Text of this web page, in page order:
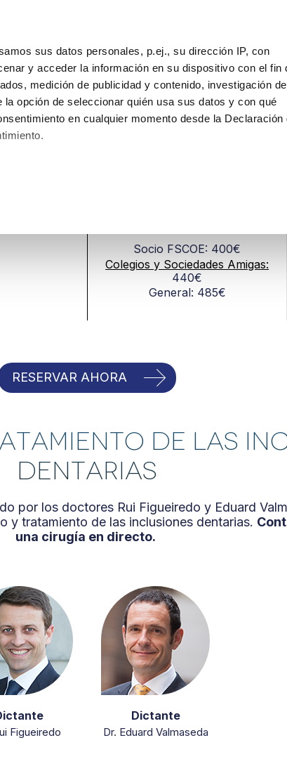
sus datos personales, p.ej., su dirección IP, con
y acceder la información en su dispositivo con el fin
medición de publicidad y contenido, investigación de
opción de seleccionar quién usa sus datos y con qué
en cualquier momento desde la Declaración
sus datos personales y establezca sus
retirar su consentimiento en cualquier momento en la
y análisis web, quienes pueden combinarla con
que hayan recopilado a partir del uso que haya hecho de
de las inclusiones
INCLUSIONES DENTARIAS
Socio FSCOE: 400€
Colegios y Sociedades Amigas:
440€
General: 485€
RESERVAR AHORA
DE LAS
DENTARIAS
por los doctores Rui Figueiredo y Eduard
y tratamiento de las inclusiones dentarias.
una cirugía en directo.
Figueiredo
Dictante
Dr. Eduard Valmaseda